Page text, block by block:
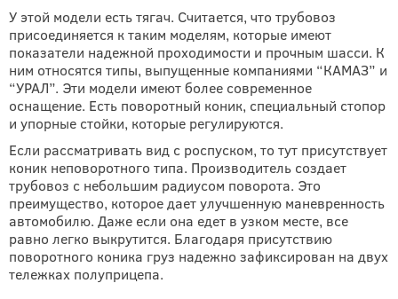
У этой модели есть тягач. Считается, что трубовоз
присоединяется к таким моделям, которые имеют
показатели надежной проходимости и прочным шасси. К
ним относятся типы, выпущенные компаниями “КАМАЗ” и
“УРАЛ”. Эти модели имеют более современное
оснащение. Есть поворотный коник, специальный стопор
и упорные стойки, которые регулируются.
Если рассматривать вид с роспуском, то тут присутствует
коник неповоротного типа. Производитель создает
трубовоз с небольшим радиусом поворота. Это
преимущество, которое дает улучшенную маневренность
автомобилю. Даже если она едет в узком месте, все
равно легко выкрутится. Благодаря присутствию
поворотного коника груз надежно зафиксирован на двух
тележках полуприцепа.